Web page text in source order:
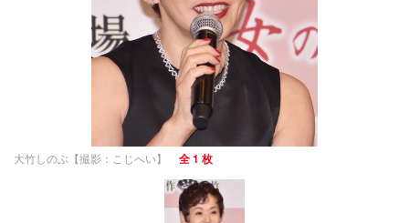
大竹しのぶ【撮影：こじへい】 全 1 枚